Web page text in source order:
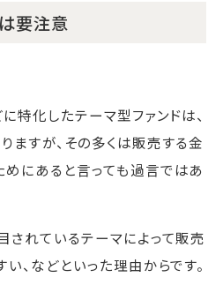
要注意
特化したテーマ型ファンドは、
ますが、その多くは販売する金
にあると言っても過言ではあ
されているテーマによって販売
、などといった理由からです。